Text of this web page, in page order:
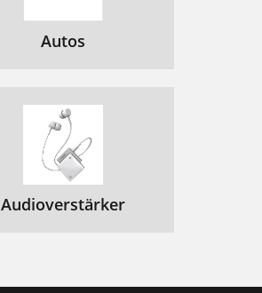
Autos
Audioverstärker